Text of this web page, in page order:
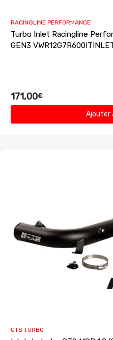
RACINGLINE PERFORMANCE
Turbo Inlet Racingline
GEN3
171,00€
Ajouter
CTS TURBO